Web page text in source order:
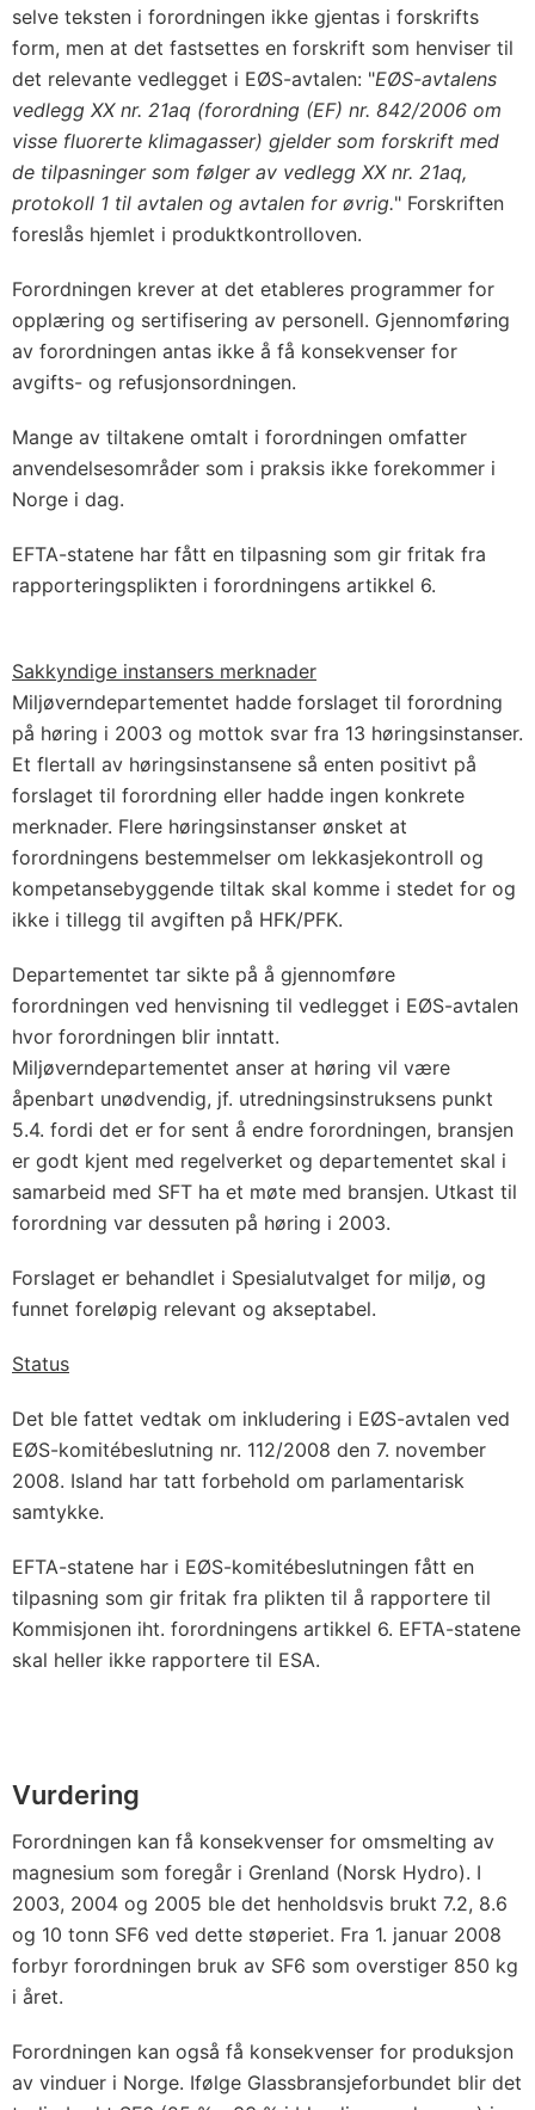
selve teksten i forordningen ikke gjentas i forskrifts
form, men at det fastsettes en forskrift som henviser til
det relevante vedlegget i EØS-avtalen: "EØS-avtalens
vedlegg XX nr. 21aq (forordning (EF) nr. 842/2006 om
visse fluorerte klimagasser) gjelder som forskrift med
de tilpasninger som følger av vedlegg XX nr. 21aq,
protokoll 1 til avtalen og avtalen for øvrig." Forskriften
foreslås hjemlet i produktkontrolloven.
Forordningen krever at det etableres programmer for
opplæring og sertifisering av personell. Gjennomføring
av forordningen antas ikke å få konsekvenser for
avgifts- og refusjonsordningen.
Mange av tiltakene omtalt i forordningen omfatter
anvendelsesområder som i praksis ikke forekommer i
Norge i dag.
EFTA-statene har fått en tilpasning som gir fritak fra
rapporteringsplikten i forordningens artikkel 6.
Sakkyndige instansers merknader
Miljøverndepartementet hadde forslaget til forordning
på høring i 2003 og mottok svar fra 13 høringsinstanser.
Et flertall av høringsinstansene så enten positivt på
forslaget til forordning eller hadde ingen konkrete
merknader. Flere høringsinstanser ønsket at
forordningens bestemmelser om lekkasjekontroll og
kompetansebyggende tiltak skal komme i stedet for og
ikke i tillegg til avgiften på HFK/PFK.
Departementet tar sikte på å gjennomføre
forordningen ved henvisning til vedlegget i EØS-avtalen
hvor forordningen blir inntatt.
Miljøverndepartementet anser at høring vil være
åpenbart unødvendig, jf. utredningsinstruksens punkt
5.4. fordi det er for sent å endre forordningen, bransjen
er godt kjent med regelverket og departementet skal i
samarbeid med SFT ha et møte med bransjen. Utkast til
forordning var dessuten på høring i 2003.
Forslaget er behandlet i Spesialutvalget for miljø, og
funnet foreløpig relevant og akseptabel.
Status
Det ble fattet vedtak om inkludering i EØS-avtalen ved
EØS-komitébeslutning nr. 112/2008 den 7. november
2008. Island har tatt forbehold om parlamentarisk
samtykke.
EFTA-statene har i EØS-komitébeslutningen fått en
tilpasning som gir fritak fra plikten til å rapportere til
Kommisjonen iht. forordningens artikkel 6. EFTA-statene
skal heller ikke rapportere til ESA.
Vurdering
Forordningen kan få konsekvenser for omsmelting av
magnesium som foregår i Grenland (Norsk Hydro). I
2003, 2004 og 2005 ble det henholdsvis brukt 7.2, 8.6
og 10 tonn SF6 ved dette støperiet. Fra 1. januar 2008
forbyr forordningen bruk av SF6 som overstiger 850 kg
i året.
Forordningen kan også få konsekvenser for produksjon
av vinduer i Norge. Ifølge Glassbransjeforbundet blir det